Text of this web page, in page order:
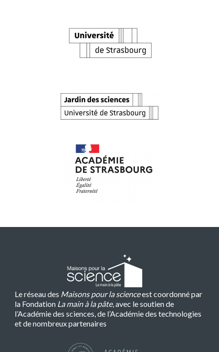
Le réseau des Maisons pour la scienceest coordonné par
la Fondation La main à la pâte, avec le soutien de
l’Académie des sciences, de l’Académie des technologies
et de nombreux partenaires